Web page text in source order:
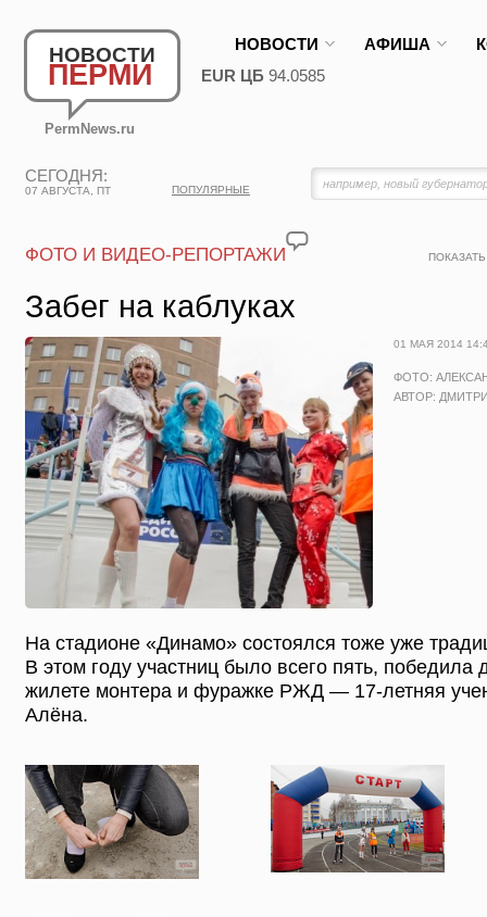
НОВОСТИ
ПЕРМИ
PermNews.ru
НОВОСТИ АФИША
EUR ЦБ 94.0585
СЕГОДНЯ:
07 АВГУСТА, ПТ ПОПУЛЯРНЫЕ
ФОТО И ВИДЕО-РЕПОРТАЖИ
Забег на каблуках
01 МАЯ 2014
ФОТО:
АВТОР:
На стадионе «Динамо» состоялся тоже уже
В этом году участниц было всего пять,
жилете монтера и фуражке РЖД — 17-летняя
Алёна.